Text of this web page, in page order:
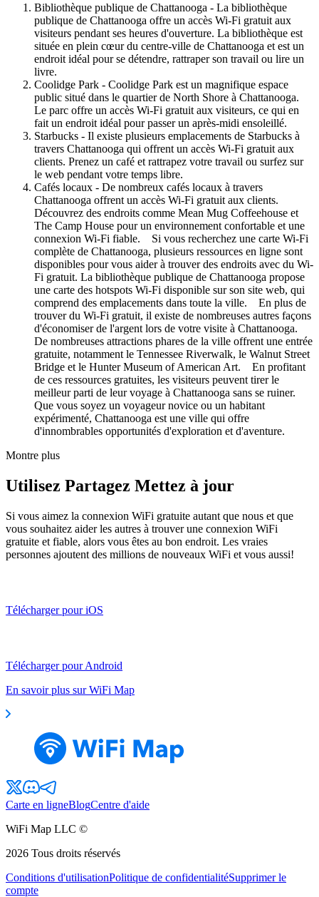
Bibliothèque publique de Chattanooga - La bibliothèque
publique de Chattanooga offre un accès Wi-Fi gratuit aux
visiteurs pendant ses heures d'ouverture. La bibliothèque est
située en plein cœur du centre-ville de Chattanooga et est un
endroit idéal pour se détendre, rattraper son travail ou lire un
livre.
Coolidge Park - Coolidge Park est un magnifique espace
public situé dans le quartier de North Shore à Chattanooga.
Le parc offre un accès Wi-Fi gratuit aux visiteurs, ce qui en
fait un endroit idéal pour passer un après-midi ensoleillé.
Starbucks - Il existe plusieurs emplacements de Starbucks à
travers Chattanooga qui offrent un accès Wi-Fi gratuit aux
clients. Prenez un café et rattrapez votre travail ou surfez sur
le web pendant votre temps libre.
Cafés locaux - De nombreux cafés locaux à travers
Chattanooga offrent un accès Wi-Fi gratuit aux clients.
Découvrez des endroits comme Mean Mug Coffeehouse et
The Camp House pour un environnement confortable et une
connexion Wi-Fi fiable. Si vous recherchez une carte Wi-Fi
complète de Chattanooga, plusieurs ressources en ligne sont
disponibles pour vous aider à trouver des endroits avec du Wi-
Fi gratuit. La bibliothèque publique de Chattanooga propose
une carte des hotspots Wi-Fi disponible sur son site web, qui
comprend des emplacements dans toute la ville. En plus de
trouver du Wi-Fi gratuit, il existe de nombreuses autres façons
d'économiser de l'argent lors de votre visite à Chattanooga.
De nombreuses attractions phares de la ville offrent une entrée
gratuite, notamment le Tennessee Riverwalk, le Walnut Street
Bridge et le Hunter Museum of American Art. En profitant
de ces ressources gratuites, les visiteurs peuvent tirer le
meilleur parti de leur voyage à Chattanooga sans se ruiner.
Que vous soyez un voyageur novice ou un habitant
expérimenté, Chattanooga est une ville qui offre
d'innombrables opportunités d'exploration et d'aventure.
Montre plus
Utilisez Partagez Mettez à jour
Si vous aimez la connexion WiFi gratuite autant que nous et que
vous souhaitez aider les autres à trouver une connexion WiFi
gratuite et fiable, alors vous êtes au bon endroit. Les vraies
personnes ajoutent des millions de nouveaux WiFi et vous aussi!
Télécharger pour iOS
Télécharger pour Android
En savoir plus sur WiFi Map
Carte en ligneBlogCentre d'aide
WiFi Map LLC ©
2026 Tous droits réservés
Conditions d'utilisationPolitique de confidentialitéSupprimer le
compte